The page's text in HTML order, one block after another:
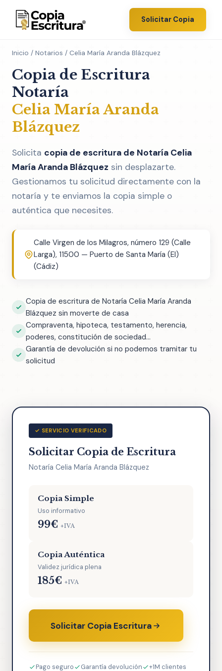
Solicitar Copia
Inicio / Notarios / Celia María Aranda Blázquez
Copia de Escritura
Notaría
Celia María Aranda
Blázquez
Solicita copia de escritura de Notaría Celia
María Aranda Blázquez sin desplazarte.
Gestionamos tu solicitud directamente con la
notaría y te enviamos la copia simple o
auténtica que necesites.
Calle Virgen de los Milagros, número 129 (Calle
Larga), 11500 — Puerto de Santa María (El)
(Cádiz)
Copia de escritura de Notaría Celia María Aranda
Blázquez sin moverte de casa
Compraventa, hipoteca, testamento, herencia,
poderes, constitución de sociedad...
Garantía de devolución si no podemos tramitar tu
solicitud
✓ SERVICIO VERIFICADO
Solicitar Copia de Escritura
Notaría Celia María Aranda Blázquez
Copia Simple
Uso informativo
99€ +IVA
Copia Auténtica
Validez jurídica plena
185€ +IVA
Solicitar Copia Escritura
Pago seguro Garantía devolución +1M clientes